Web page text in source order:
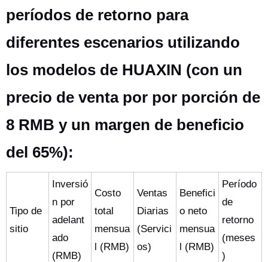
períodos de retorno para
diferentes escenarios utilizando
los modelos de HUAXIN (con un
precio de venta por por porción de
8 RMB y un margen de beneficio
del 65%):
Tipo de
sitio
Inversió
n por
adelant
ado
(RMB)
Costo
total
mensua
l (RMB)
Ventas
Diarias
(Servici
os)
Benefici
o neto
mensua
l (RMB)
Período
de
retorno
(meses
)